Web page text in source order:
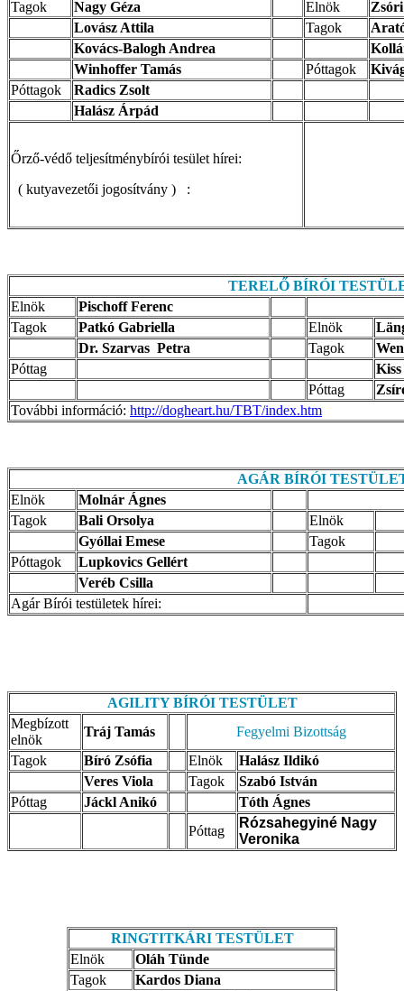
Tagok Nagy Géza Elnök
Lovász Attila
Tagok
Kovács-Balogh Andrea
Winhoffer Tamás
Póttagok
Póttagok
Radics Zsolt
Halász Árpád
Őrző-védő teljesítménybírói tesület hírei:
( kutyavezetői jogosítvány ) :
TERELŐ BÍRÓI
Elnök
Pischoff Ferenc
Tagok
Patkó Gabriella Elnök
Dr. Szarvas Petra
Tagok
Póttag
Póttag
További információ: http://dogheart.hu/TBT/index.htm
AGÁR BÍRÓI
Elnök
Molnár Ágnes
Tagok
Bali Orsolya
Elnök
Gyóllai Emese
Tagok
Póttagok
Lupkovics Gellért
Veréb Csilla
Agár Bírói testületek hírei:
AGILITY BÍRÓI TESTÜLET
Megbízott
elnök
Tráj Tamás
Fegyelmi Bizottság
Tagok
Bíró Zsófia Elnök
Halász Ildikó
Veres Viola
Tagok
Szabó István
Póttag
Jáckl Anikó
Tóth Ágnes
Póttag
Rózsahegyiné Nagy
Veronika
RINGTITKÁRI TESTÜLET
Elnök
Oláh Tünde
Tagok
Kardos Diana